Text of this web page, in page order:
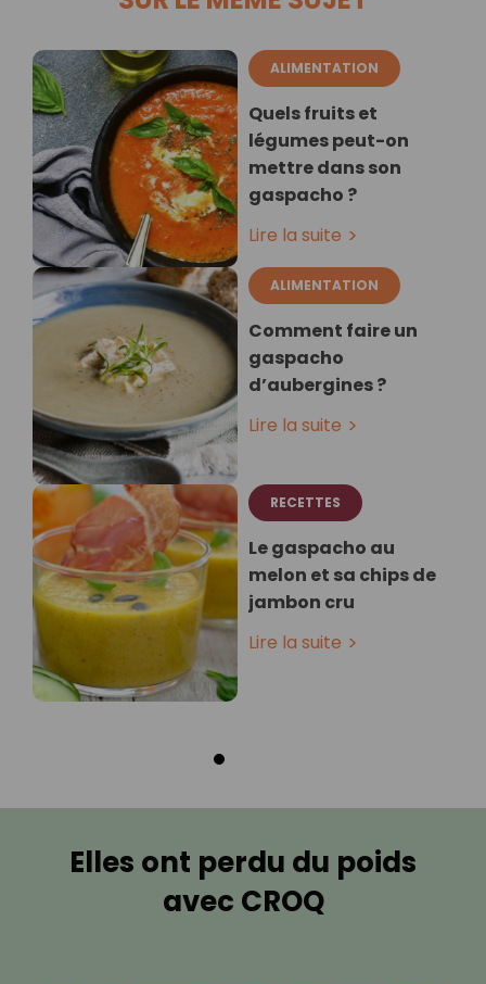
ALIMENTATION
Quels fruits et
légumes peut-on
mettre dans son
gaspacho ?
Lire la suite
ALIMENTATION
Comment faire un
gaspacho
d’aubergines ?
Lire la suite
RECETTES
Le gaspacho au
melon et sa chips de
jambon cru
Lire la suite
Elles ont perdu du poids
avec CROQ